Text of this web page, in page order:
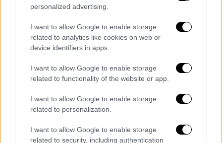
personalized advertising.
I want to allow Google to enable storage
related to analytics like cookies on web or
device identifiers in apps.
I want to allow Google to enable storage
related to functionality of the website or app.
I want to allow Google to enable storage
related to personalization.
I want to allow Google to enable storage
related to security, including authentication
Για την εμπειρία τους μίλησαν οι δύο
πρώτη υποστήριξε ότι αρνήθηκε την
εξέταση του ορθού, κατά τη διάρκεια μιας
την οποία, ωστόσο, της επέβαλε η
Ζαχαροπούλου.
«Της λέω όχι. Βλέπω ότι δεν με ακούει και
φοράει το ιατρικό γάντι της. Άρχισα να
κλαίω. Δεν μπορούσα να μιλήσω, δεν